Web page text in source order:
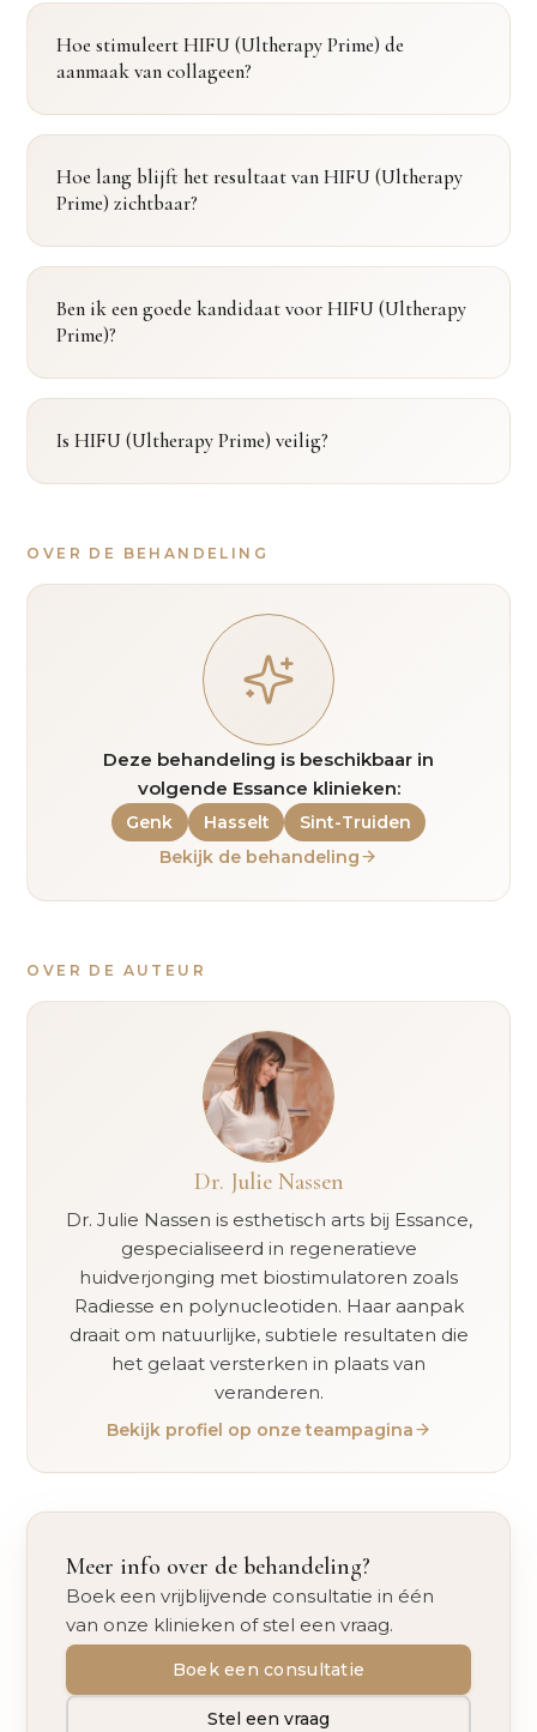
Hoe stimuleert HIFU (Ultherapy Prime) de
aanmaak van collageen?
Hoe lang blijft het resultaat van HIFU (Ultherapy
Prime) zichtbaar?
Ben ik een goede kandidaat voor HIFU (Ultherapy
Prime)?
Is HIFU (Ultherapy Prime) veilig?
OVER DE BEHANDELING
Deze behandeling is beschikbaar in
volgende Essance klinieken:
Genk Hasselt
Sint-Truiden
Bekijk de behandeling
OVER DE AUTEUR
Dr. Julie Nassen
Dr. Julie Nassen is esthetisch arts bij Essance,
gespecialiseerd in regeneratieve
huidverjonging met biostimulatoren zoals
Radiesse en polynucleotiden. Haar aanpak
draait om natuurlijke, subtiele resultaten die
het gelaat versterken in plaats van
veranderen.
Bekijk profiel op onze teampagina
Meer info over de behandeling?
Boek een vrijblijvende consultatie in één
van onze klinieken of stel een vraag.
Boek een consultatie
Stel een vraag